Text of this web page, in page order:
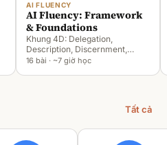
AI FLUENCY
AI Fluency: Framework
& Foundations
Khung 4D: Delegation,
Description, Discernment,
Diligence
16 bài · ~7 giờ học
Tất cả